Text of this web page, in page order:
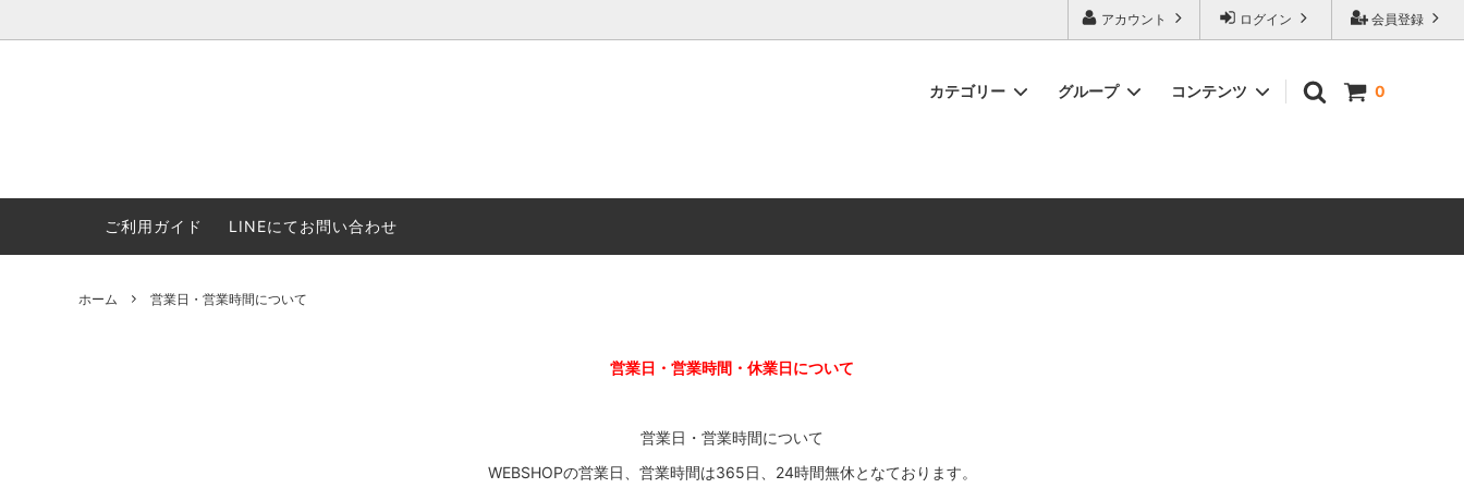
ウォーハンマー(40k/AoS)、ボードゲーム、シタデルカラーの正規プレミアムショップTORAYAMA。通販・オンラインショップです！ ウォーハンマーとボードゲームのことなら当店へ！ボードゲームもメジャーど
ころからインディーズまで何でも揃います！ 和歌山に実店舗あり。ゲームマーケット新作や週刊ウォーハンマー関連、サバゲー装備(実物)も豊富に取り扱い。 在庫品は即日発送対応可能！初心者向けのスターター
セットも充実。
会員登録
ログイン
アカウント
0
カテゴリー
ムンダ]
テム
ボードゲーム・カードゲーム カードスリーブ
グループ
11版
Space Marine 2特集
ミニチュア輸送用プロテクトケース
ARMORED CORE[アーマードコア]
コンテンツ
ご利用ガイド LINEにてお問い合わせ
ホーム 営業日・営業時間について
営業日・営業時間・休業日について
営業日・営業時間について
WEBSHOPの営業日、営業時間は365日、24時間無休となております。